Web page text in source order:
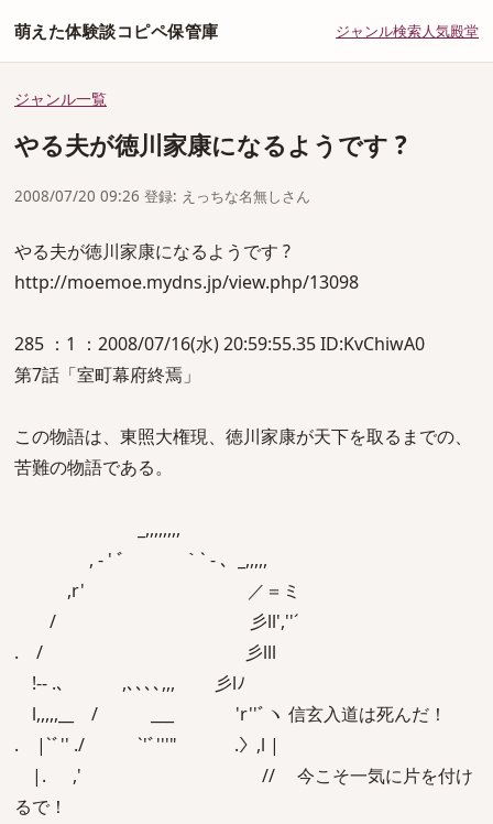
萌えた体験談コピペ保管庫 ジャンル検索人気殿堂
ジャンル一覧
やる夫が徳川家康になるようです ?
2008/07/20 09:26 登録: えっちな名無しさん
やる夫が徳川家康になるようです ?
http://moemoe.mydns.jp/view.php/13098
285 ：1 ：2008/07/16(水) 20:59:55.35 ID:KvChiwA0
第7話「室町幕府終焉」
この物語は、東照大権現、徳川家康が天下を取るまでの、
苦難の物語である。
_,,,,,,,,
, - ' ﾞ ｀` ‐ 、_,,,,,
,r' ／＝ミ
/ 彡ll',''´
. / 彡lll
!-- .､ ,､､､､,,, 彡lﾉ
l,,,,,__ / ___ 'r''ﾞヽ 信玄入道は死んだ！
. |`ﾞ'' ./ `'ﾞ'''" .〉,l |
|. ,' // 今こそ一気に片を付け
るで！